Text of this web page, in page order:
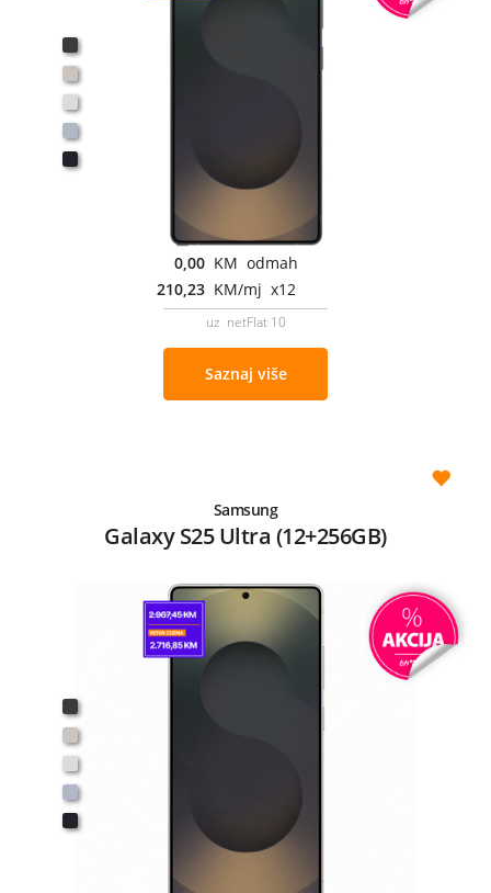
0,00 KM odmah
210,23 KM/mj x12
uz netFlat 10
Saznaj više
Samsung
Galaxy S25 Ultra (12+256GB)